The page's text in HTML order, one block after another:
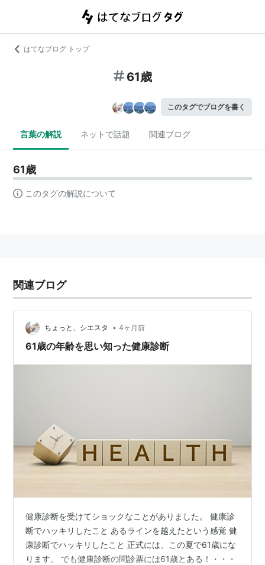
はてなブログ トップ
61歳
このタグでブログを書く
言葉の解説 ネットで話題 関連ブログ
61歳
このタグの解説について
関連ブログ
ちょっと、シエスタ • 4ヶ月前
61歳の年齢を思い知った健康診断
健康診断を受けてショックなことがありました。 健康診
断でハッキリしたこと あるラインを越えたという感覚 健
康診断でハッキリしたこと 正式には、この夏で61歳にな
ります。 でも健康診断の問診票には61歳とある！・・・